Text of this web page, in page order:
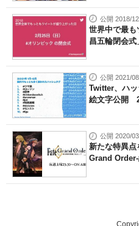
公開 2018/
世界中で最
昌五輪閉会
公開 2021/
Twitter、ハ
絵文字公開
公開 2020/
新たな特異
Grand